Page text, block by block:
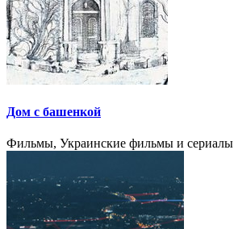
Дом с башенкой
Фильмы, Украинские фильмы и сериалы